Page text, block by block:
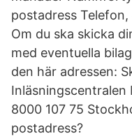
postadress
Om du ska skicka
med eventuella
den här adressen:
Inläsningscentralen
8000 107 75
postadress?